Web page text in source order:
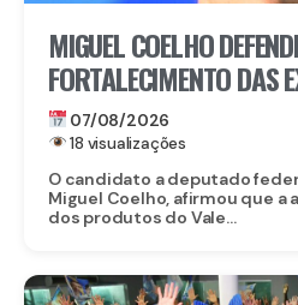
MIGUEL COELHO
FORTALECIMENTO DAS
VALE DO SÃO
DO MERCADO CHINÊS
07/08/2026
18 visualizações
O candidato a deputado
Miguel Coelho, afirmou que a
dos produtos do Vale...